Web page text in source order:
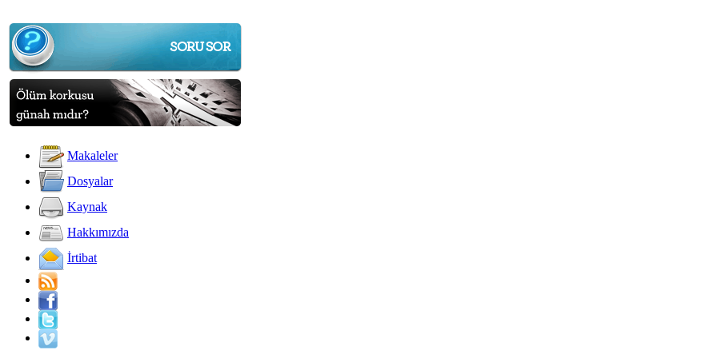
Makaleler
Dosyalar
Kaynak
Hakkımızda
İrtibat